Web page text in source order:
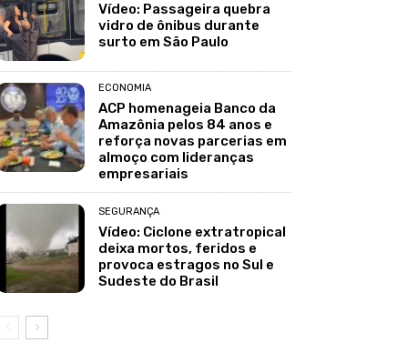
Vídeo: Passageira quebra
vidro de ônibus durante
surto em São Paulo
ECONOMIA
ACP homenageia Banco da
Amazônia pelos 84 anos e
reforça novas parcerias em
almoço com lideranças
empresariais
SEGURANÇA
Vídeo: Ciclone extratropical
deixa mortos, feridos e
provoca estragos no Sul e
Sudeste do Brasil